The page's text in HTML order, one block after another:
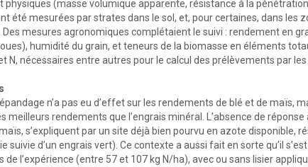
physiques (masse volumique apparente, résistance à la
été mesurées par strates dans le sol, et, pour certaines, dans les
mesures agronomiques complétaient le suivi : rendement en
humidité du grain, et teneurs de la biomasse en éléments
N, nécessaires entre autres pour le calcul des prélèvements par les
n’a pas eu d’effet sur les rendements de blé et de maïs,
meilleurs rendements que l’engrais minéral. L’absence de
s’expliquent par un site déjà bien pourvu en azote disponible,
suivie d’un engrais vert). Ce contexte a aussi fait en sorte qu’il
de l’expérience (entre 57 et 107 kg N/ha), avec ou sans lisier